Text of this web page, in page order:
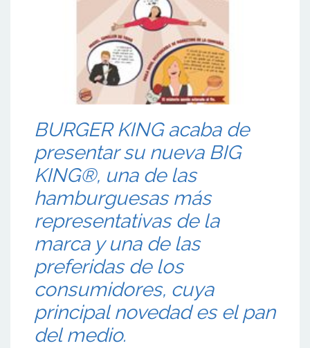
BURGER KING acaba de
presentar su nueva BIG
KING®, una de las
hamburguesas más
representativas de la
marca y una de las
preferidas de los
consumidores, cuya
principal novedad es el pan
del medio.